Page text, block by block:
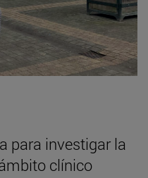
para investigar la
clínico